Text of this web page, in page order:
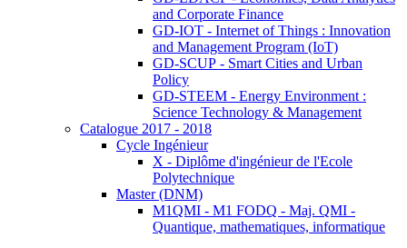
and Corporate Finance
GD-IOT - Internet of Things : Innovation
and Management Program (IoT)
GD-SCUP - Smart Cities and Urban
Policy
GD-STEEM - Energy Environment :
Science Technology & Management
Catalogue 2017 - 2018
Cycle Ingénieur
X - Diplôme d'ingénieur de l'Ecole
Polytechnique
Master (DNM)
M1QMI - M1 FODQ - Maj. QMI -
Quantique, mathematiques, informatique